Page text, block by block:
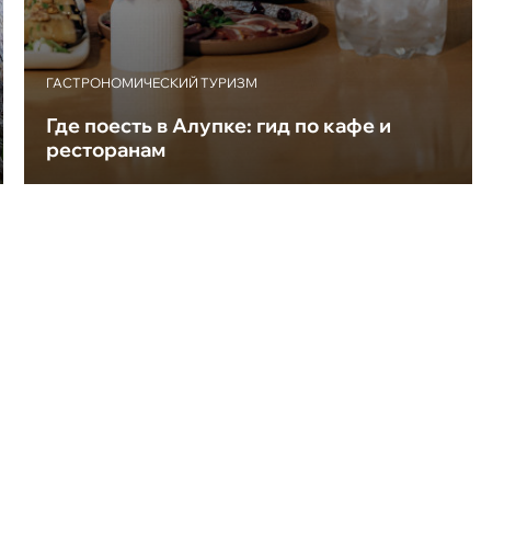
ГАСТРОНОМИЧЕСКИЙ ТУРИЗМ
Где поесть в Алупке: гид по кафе и
ресторанам